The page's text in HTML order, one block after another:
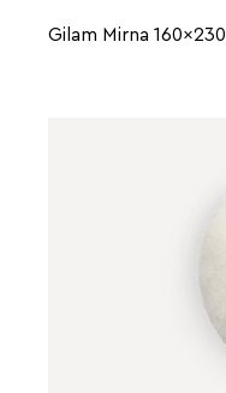
Gilam Mirna 160x230